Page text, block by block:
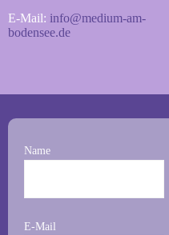
E-Mail: info@medium-am-
bodensee.de
Name
E-Mail